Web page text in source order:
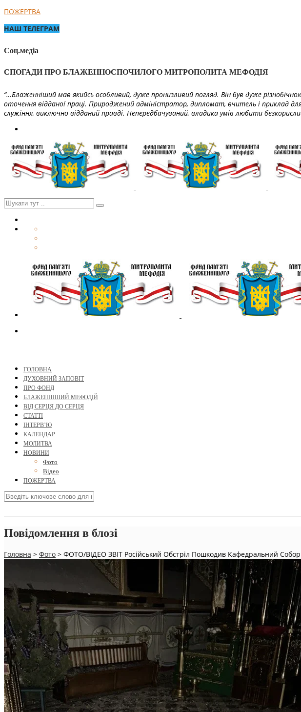
ПОЖЕРТВА
НАШ ТЕЛЕГРАМ
Соц.медіа
СПОГАДИ ПРО БЛАЖЕННОСПОЧИЛОГО МИТРОПОЛИТА МЕФОДІЯ
“…Блаженніший мав якийсь особливий, дуже пронизливий погляд. Він був дуже
оточення відданої праці. Природжений адміністратор, дипломат, вчитель і приклад
служіння, виключно відданий правді. Непередбачуваний, владика умів любити
ГОЛОВНА
ДУХОВНИЙ ЗАПОВІТ
ПРО ФОНД
БЛАЖЕННІШИЙ МЕФОДІЙ
ВІД СЕРЦЯ ДО СЕРЦЯ
СТАТТІ
ІНТЕРВ’Ю
КАЛЕНДАР
МОЛИТВА
НОВИНИ
Фото
Відео
ПОЖЕРТВА
Повідомлення в блозі
Головна > Фото > ФОТО/ВІДЕО ЗВІТ Російський Обстріл Пошкодив Кафедральний Собор у